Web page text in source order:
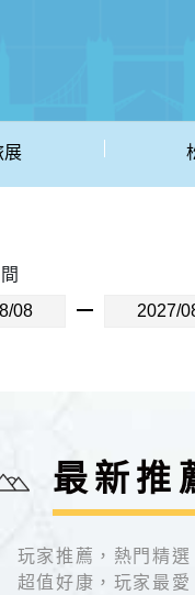
展
最新推
玩家推薦，熱門精選
超值好康，玩家最愛